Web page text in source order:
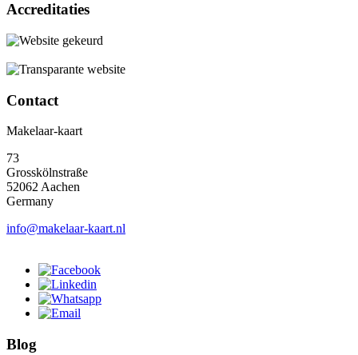
Accreditaties
Contact
Makelaar-kaart
73
Grosskölnstraße
52062 Aachen
Germany
info@makelaar-kaart.nl
Blog